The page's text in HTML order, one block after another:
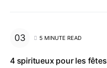
5 MINUTE READ
4 spiritueux pour les fêtes